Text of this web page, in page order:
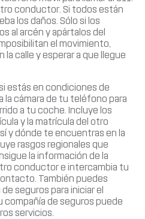
conductor. Si todos están
los daños. Sólo si los
al arcén y apártalos del
el movimiento,
calle y esperar a que llegue
estás en condiciones de
la cámara de tu teléfono para
a tu coche. Incluye los
y la matrícula del otro
y dónde te encuentras en la
rasgos regionales que
la información de la
conductor e intercambia tu
También puedes
seguros para iniciar el
compañía de seguros puede
servicios.